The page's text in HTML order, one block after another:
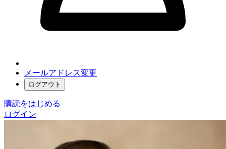
メールアドレス変更
ログアウト
購読をはじめる
ログイン